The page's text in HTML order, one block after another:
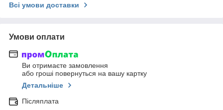
Всі умови доставки
Умови оплати
Ви отримаєте замовлення
або гроші повернуться на вашу картку
Детальніше
Післяплата